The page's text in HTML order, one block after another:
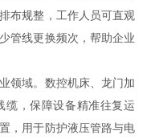
布规整，工作人员可直观
管线更换频次，帮助企业
域。数控机床、龙门加
缆，保障设备精准往复运
，用于防护液压管路与电